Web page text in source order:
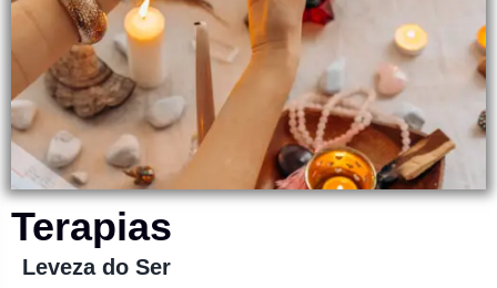
Terapias
Leveza do Ser